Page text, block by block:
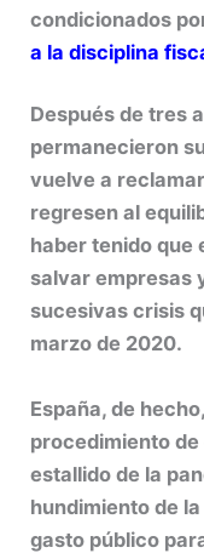
condicionados
a la disciplina
Después de tres
permanecieron
vuelve a
regresen al
haber tenido que
salvar empresas
sucesivas crisis
marzo de 2020.
España, de
procedimiento
estallido de la
hundimiento de
gasto público